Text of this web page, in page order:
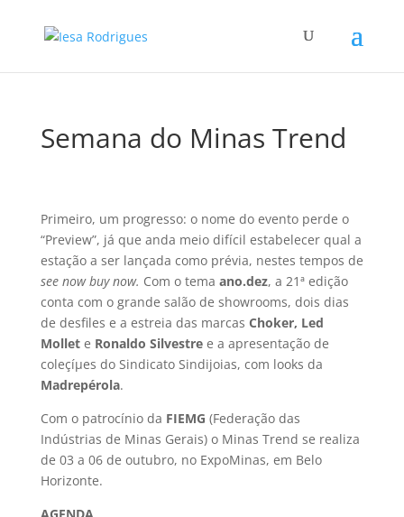
Semana do Minas Trend
Primeiro, um progresso: o nome do evento perde o
“Preview”, já que anda meio difí­cil estabelecer qual a
estação a ser lançada como prévia, nestes tempos de
see now buy now. Com o tema ano.dez, a 21ª edição
conta com o grande salão de showrooms, dois dias
de desfiles e a estreia das marcas Choker, Led
Mollete Ronaldo Silvestree a apresentação de
coleçíµes do Sindicato Sindijoias, com looks da
Madrepérola.
Com o patrocí­nio da FIEMG (Federação das
Indústrias de Minas Gerais) o Minas Trend se realiza
de 03 a 06 de outubro, no ExpoMinas, em Belo
Horizonte.